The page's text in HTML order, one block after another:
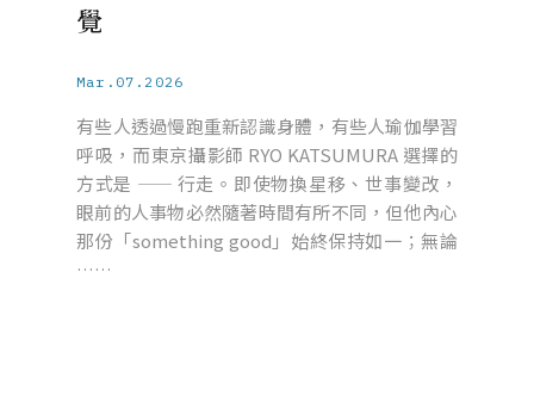
覺
Mar.07.2026
有些人透過慢跑重新認識身體，有些人瑜伽學習
呼吸，而東京攝影師 RYO KATSUMURA 選擇的
方式是 —— 行走。即使物換星移、世事變改，
眼前的人事物必然隨著時間有所不同，但他內心
那份「something good」始終保持如一；無論
……